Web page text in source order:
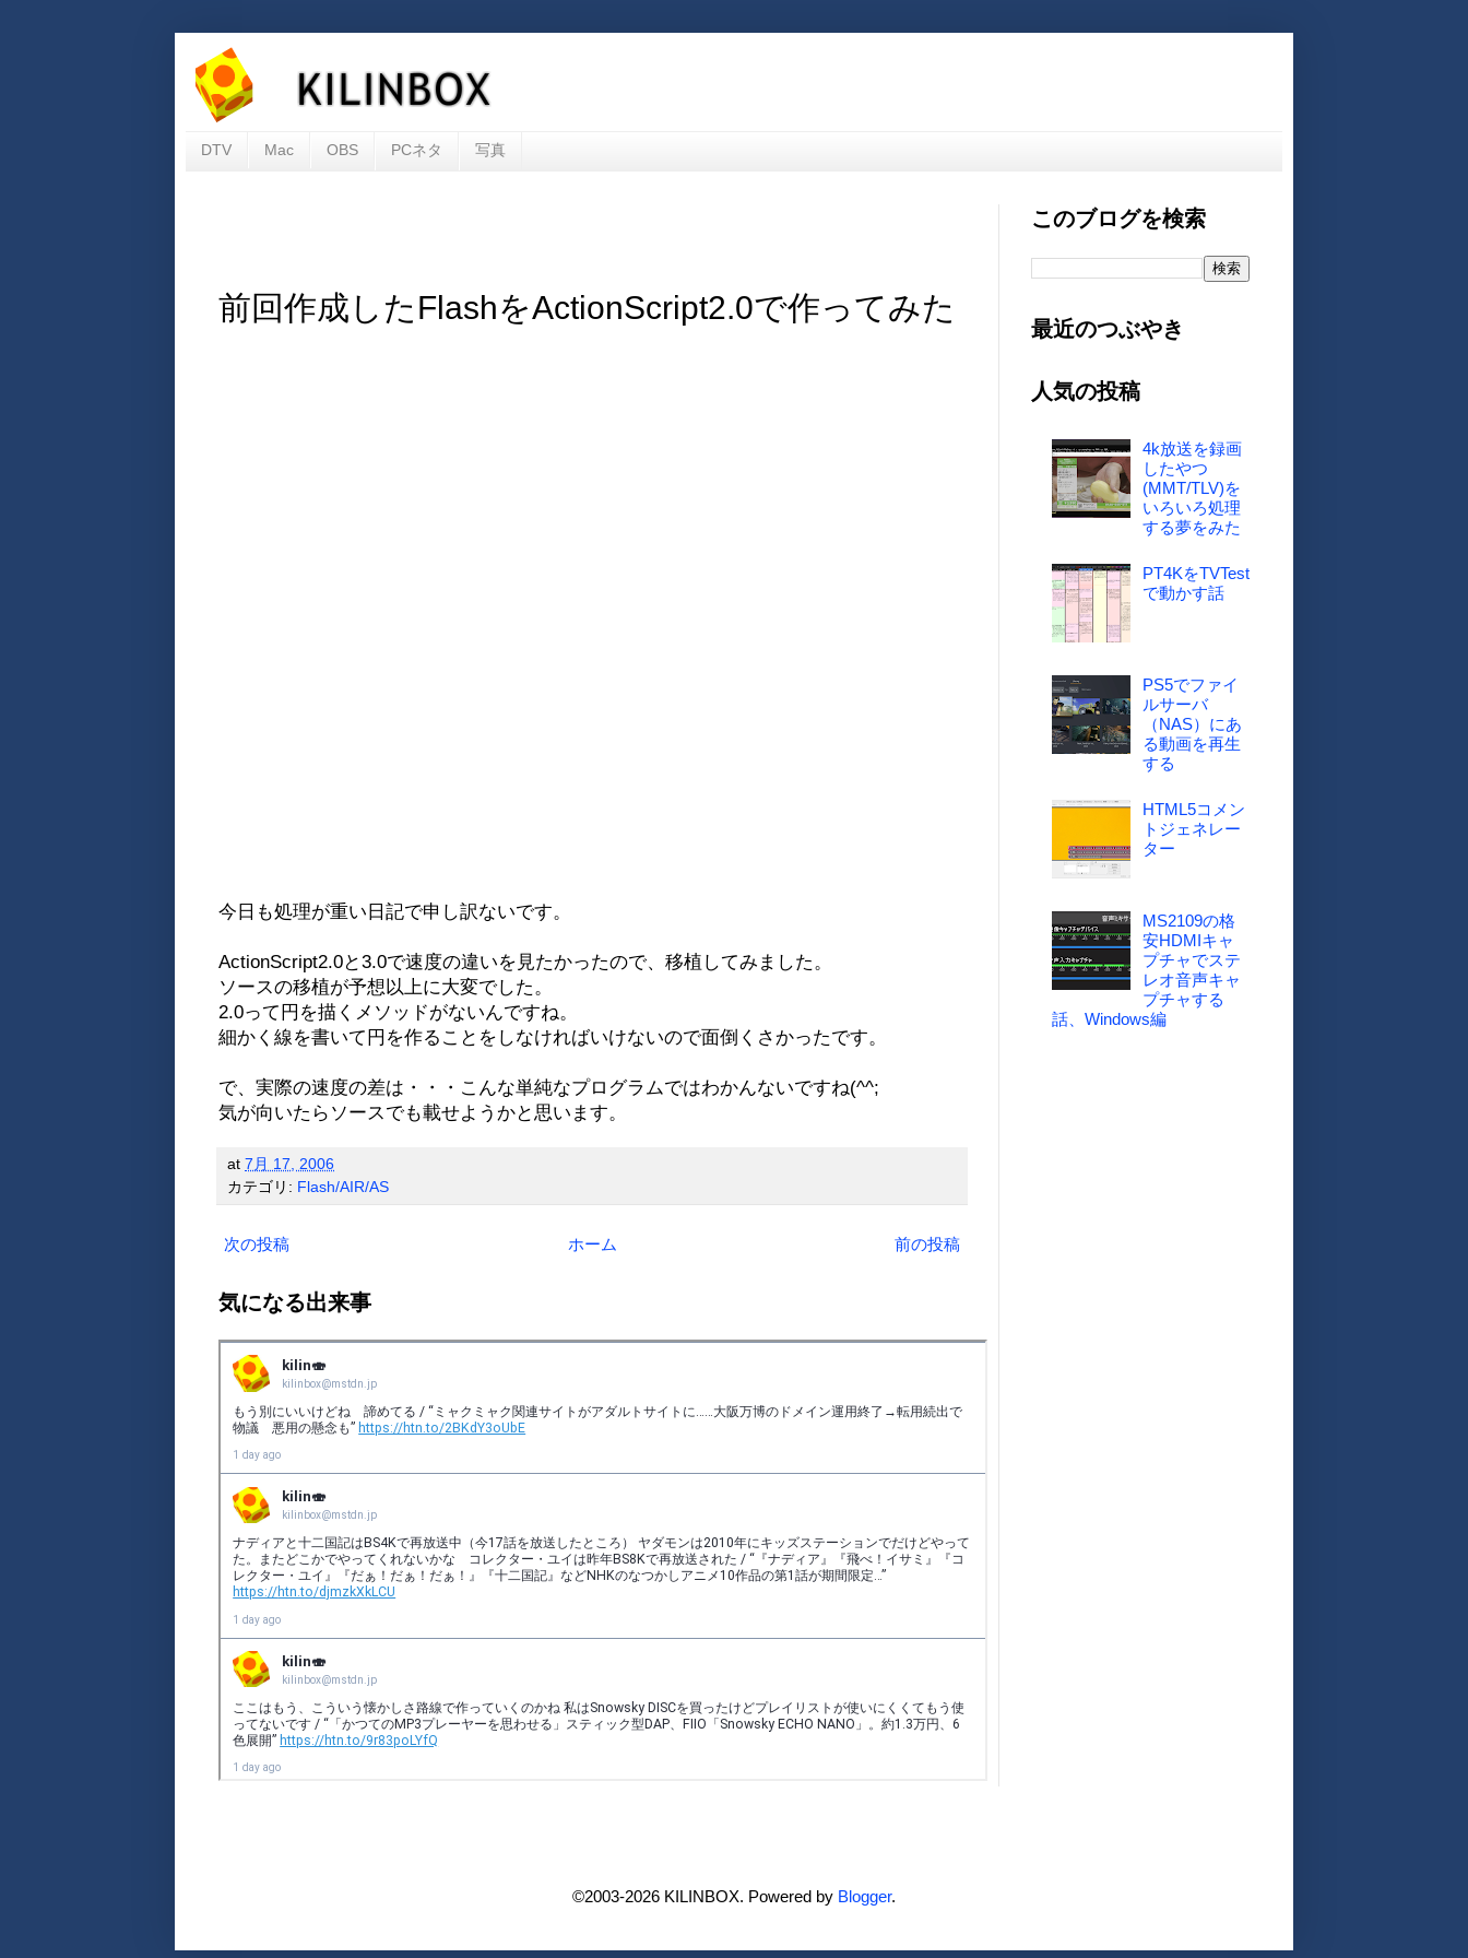
DTV Mac OBS PCネタ 写真
前回作成したFlashをActionScript2.0で作ってみた
今日も処理が重い日記で申し訳ないです。
ActionScript2.0と3.0で速度の違いを見たかったので、移植してみました。
ソースの移植が予想以上に大変でした。
2.0って円を描くメソッドがないんですね。
細かく線を書いて円を作ることをしなければいけないので面倒くさかったです。
で、実際の速度の差は・・・こんな単純なプログラムではわかんないですね(^^;
気が向いたらソースでも載せようかと思います。
at 7月 17, 2006
カテゴリ: Flash/AIR/AS
次の投稿 前の投稿
ホーム
気になる出来事
このブログを検索
最近のつぶやき
人気の投稿
4k放送を録画
したやつ
(MMT/TLV)を
いろいろ処理
する夢をみた
PT4KをTVTest
で動かす話
PS5でファイ
ルサーバ
（NAS）にあ
る動画を再生
する
HTML5コメン
トジェネレー
ター
MS2109の格
安HDMIキャ
プチャでステ
レオ音声キャ
プチャする
話、Windows編
©2003-2026 KILINBOX. Powered by Blogger.